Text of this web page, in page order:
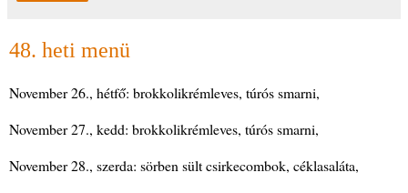
48. heti menü
November 26., hétfő: brokkolikrémleves, túrós smarni,
November 27., kedd: brokkolikrémleves, túrós smarni,
November 28., szerda: sörben sült csirkecombok, céklasaláta,